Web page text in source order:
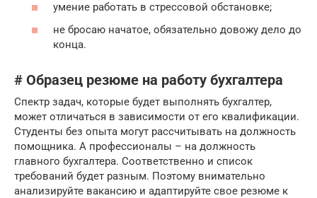
умение работать в стрессовой обстановке;
не бросаю начатое, обязательно довожу дело до
конца.
# Образец резюме на работу бухгалтера
Спектр задач, которые будет выполнять бухгалтер,
может отличаться в зависимости от его квалификации.
Студенты без опыта могут рассчитывать на должность
помощника. А профессионалы – на должность
главного бухгалтера. Соответственно и список
требований будет разным. Поэтому внимательно
анализируйте вакансию и адаптируйте свое резюме к